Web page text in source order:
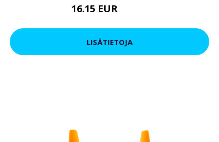
16.15 EUR
LISÄTIETOJA